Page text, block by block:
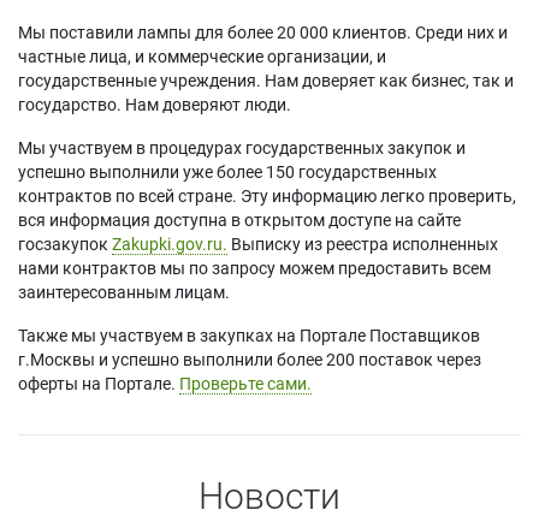
Мы поставили лампы для более 20 000 клиентов. Среди них и
частные лица, и коммерческие организации, и
государственные учреждения. Нам доверяет как бизнес, так и
государство. Нам доверяют люди.
Мы участвуем в процедурах государственных закупок и
успешно выполнили уже более 150 государственных
контрактов по всей стране. Эту информацию легко проверить,
вся информация доступна в открытом доступе на сайте
госзакупок Zakupki.gov.ru. Выписку из реестра исполненных
нами контрактов мы по запросу можем предоставить всем
заинтересованным лицам.
Также мы участвуем в закупках на Портале Поставщиков
г.Москвы и успешно выполнили более 200 поставок через
оферты на Портале. Проверьте сами.
Новости